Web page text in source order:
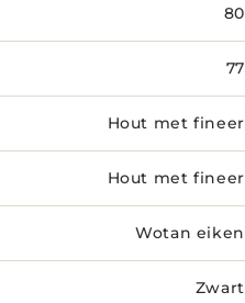
80
77
Hout met fineer
Hout met fineer
Wotan eiken
Zwart